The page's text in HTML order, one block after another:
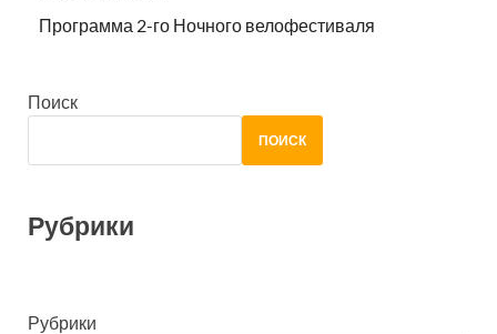
Программа 2-го Ночного велофестиваля
Поиск
ПОИСК
Рубрики
Рубрики